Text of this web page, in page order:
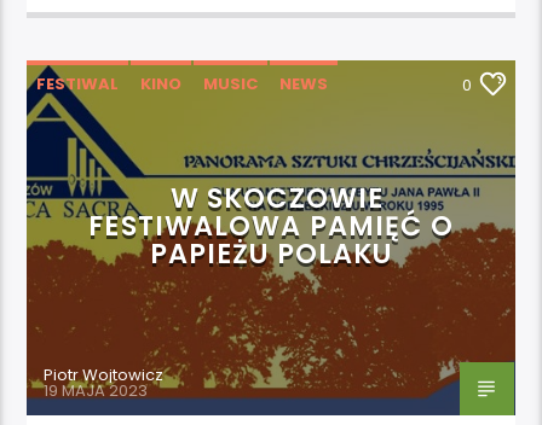
FESTIWAL KINO MUSIC
NEWS
POLECAMY
0
W SKOCZOWIE
FESTIWALOWA PAMIĘĆ O
PAPIEŻU POLAKU
Piotr Wojtowicz
19 MAJA 2023